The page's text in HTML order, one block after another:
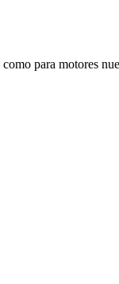
para motores